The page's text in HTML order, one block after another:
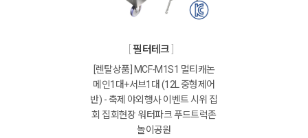
필터테크
[렌탈상품] MCF-M1S1 멀티캐논
메인1대+서브1대 (12L 중형제어
반) - 축제 야외행사 이벤트 시위 집
회 집회현장 워터파크 푸드트럭존
놀이공원